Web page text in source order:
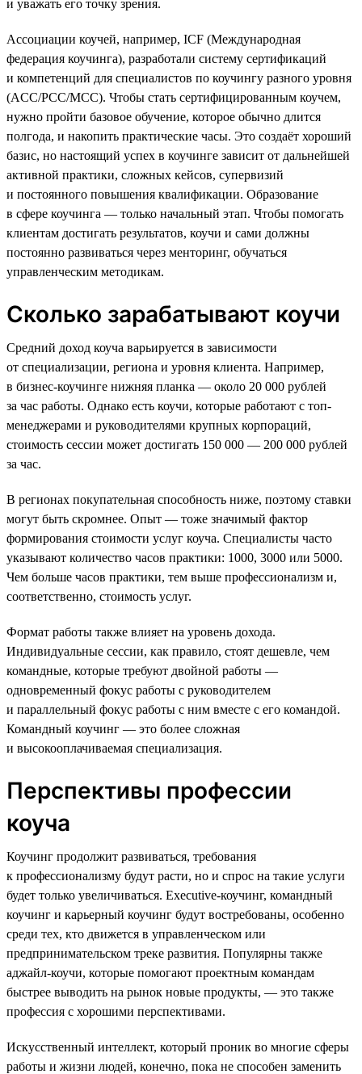
и уважать его точку зрения.
Ассоциации коучей, например, ICF (Международная
федерация коучинга), разработали систему сертификаций
и компетенций для специалистов по коучингу разного уровня
(ACC/PCC/MCC). Чтобы стать сертифицированным коучем,
нужно пройти базовое обучение, которое обычно длится
полгода, и накопить практические часы. Это создаёт хороший
базис, но настоящий успех в коучинге зависит от дальнейшей
активной практики, сложных кейсов, супервизий
и постоянного повышения квалификации. Образование
в сфере коучинга — только начальный этап. Чтобы помогать
клиентам достигать результатов, коучи и сами должны
постоянно развиваться через менторинг, обучаться
управленческим методикам.
Сколько зарабатывают коучи
Средний доход коуча варьируется в зависимости
от специализации, региона и уровня клиента. Например,
в бизнес-коучинге нижняя планка — около 20 000 рублей
за час работы. Однако есть коучи, которые работают с топ-
менеджерами и руководителями крупных корпораций,
стоимость сессии может достигать 150 000 — 200 000 рублей
за час.
В регионах покупательная способность ниже, поэтому ставки
могут быть скромнее. Опыт — тоже значимый фактор
формирования стоимости услуг коуча. Специалисты часто
указывают количество часов практики: 1000, 3000 или 5000.
Чем больше часов практики, тем выше профессионализм и,
соответственно, стоимость услуг.
Формат работы также влияет на уровень дохода.
Индивидуальные сессии, как правило, стоят дешевле, чем
командные, которые требуют двойной работы —
одновременный фокус работы с руководителем
и параллельный фокус работы с ним вместе с его командой.
Командный коучинг — это более сложная
и высокооплачиваемая специализация.
Перспективы профессии
коуча
Коучинг продолжит развиваться, требования
к профессионализму будут расти, но и спрос на такие услуги
будет только увеличиваться. Executive-коучинг, командный
коучинг и карьерный коучинг будут востребованы, особенно
среди тех, кто движется в управленческом или
предпринимательском треке развития. Популярны также
аджайл-коучи, которые помогают проектным командам
быстрее выводить на рынок новые продукты, — это также
профессия с хорошими перспективами.
Искусственный интеллект, который проник во многие сферы
работы и жизни людей, конечно, пока не способен заменить